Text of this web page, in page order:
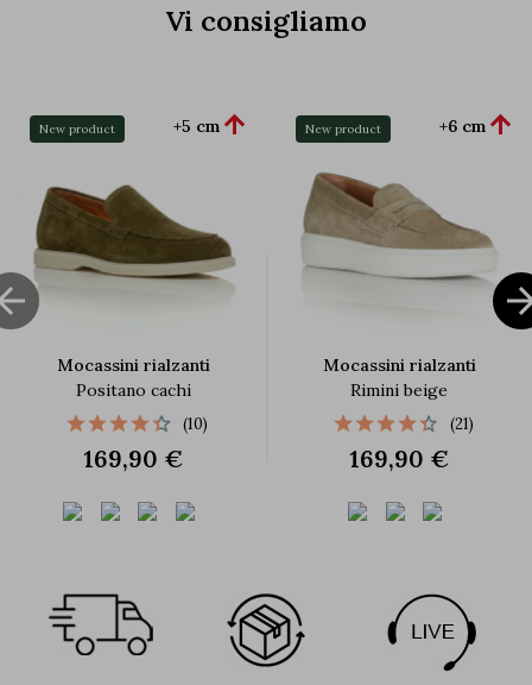
Vi consigliamo
New product
Mocassini rialzanti
Positano cachi
+5 cm 
(10)
169,90 €
New product
Mocassini rialzanti
Rimini beige
+6 cm 
(21)
169,90 €